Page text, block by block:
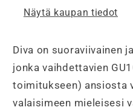
Näytä kaupan tiedot
Diva on suoraviivainen
jonka vaihdettavien
toimitukseen) ansiosta
valaisimeen mieleisesi